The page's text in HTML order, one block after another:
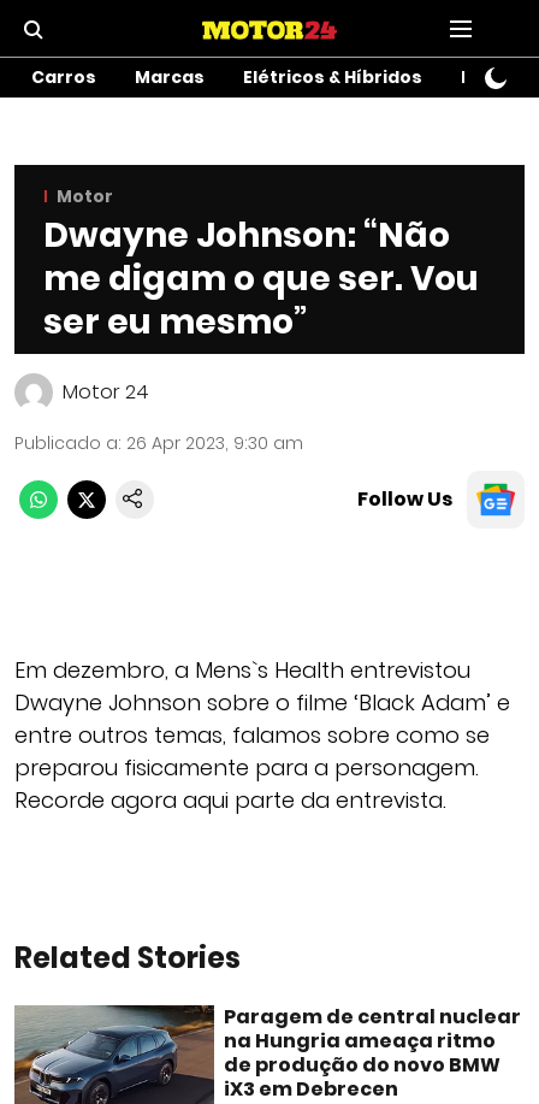
Carros Marcas Elétricos & Híbridos Motos
Motor
Dwayne Johnson: “Não
me digam o que ser. Vou
ser eu mesmo”
Motor 24
Publicado a: 26 Apr 2023, 9:30 am
Follow Us
Em dezembro, a Mens`s Health entrevistou
Dwayne Johnson sobre o filme ‘Black Adam’ e
entre outros temas, falamos sobre como se
preparou fisicamente para a personagem.
Recorde agora aqui parte da entrevista.
Related Stories
Paragem de central nuclear
na Hungria ameaça ritmo
de produção do novo BMW
iX3 em Debrecen